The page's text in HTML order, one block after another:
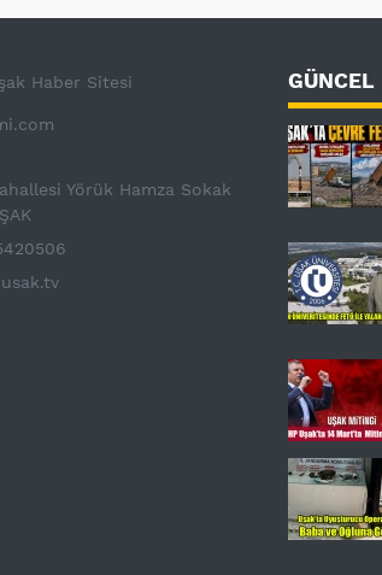
Yörük Hamza Sokak
GÜNCEL